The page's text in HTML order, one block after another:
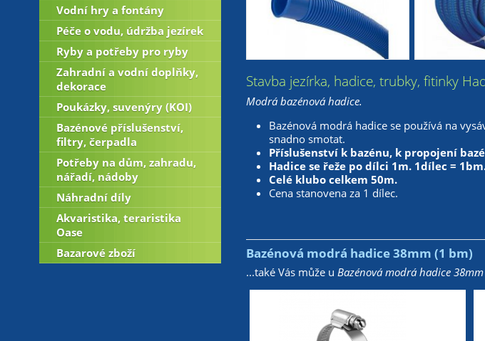
Stavba jezírka, hadice, trubky, fitinky
Modrá bazénová hadice.
Bazénová modrá hadice se používá na
snadno smotat.
Příslušenství k bazénu, k propojení
Hadice se řeže po dílci 1m. 1dílec =
Celé klubo celkem 50m.
Cena stanovena za 1 dílec.
Bazénová modrá hadice 38mm (1 bm)
...také Vás může u Bazénová modrá hadice
Vodní hry a fontány
Péče o vodu, údržba jezírek
Ryby a potřeby pro ryby
Zahradní a vodní doplňky,
dekorace
Poukázky, suvenýry (KOI)
Bazénové příslušenství,
filtry, čerpadla
Potřeby na dům, zahradu,
nářadí, nádoby
Náhradní díly
Akvaristika, teraristika
Oase
Bazarové zboží